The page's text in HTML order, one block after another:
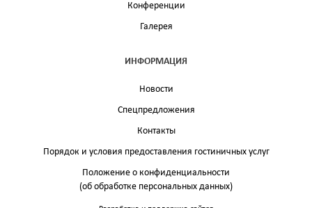
Конференции
Галерея
ИНФОРМАЦИЯ
Новости
Спецпредложения
Контакты
Порядок и условия предоставления гостиничных услуг
Положение о конфиденциальности
(об обработке персональных данных)